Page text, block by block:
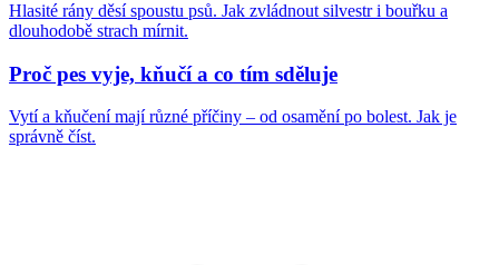
Hlasité rány děsí spoustu psů. Jak zvládnout silvestr i bouřku a
dlouhodobě strach mírnit.
Proč pes vyje, kňučí a co tím sděluje
Vytí a kňučení mají různé příčiny – od osamění po bolest. Jak je
správně číst.